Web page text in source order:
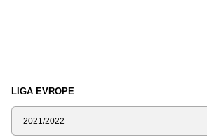
LIGA EVROPE
Sezona